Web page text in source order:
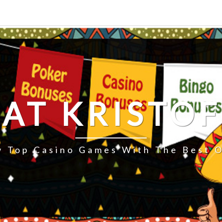
Top Casino Games With The Best